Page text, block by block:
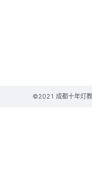
©2021 成都十年灯